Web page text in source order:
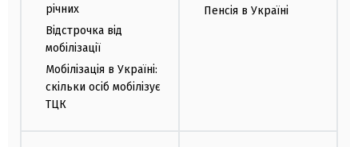
річних
Відстрочка від
мобілізації
Мобілізація в Україні:
скільки осіб мобілізує
ТЦК
Пенсія в Україні